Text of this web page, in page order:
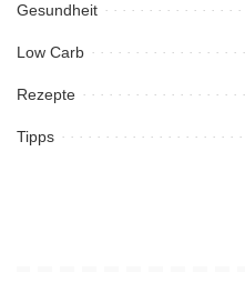
Gesundheit
Low Carb
Rezepte
Tipps